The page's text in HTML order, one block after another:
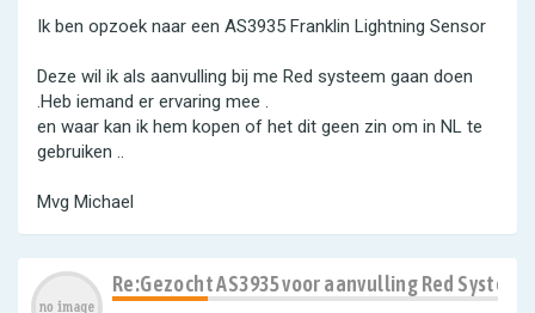
Ik ben opzoek naar een AS3935 Franklin Lightning Sensor
Deze wil ik als aanvulling bij me Red systeem gaan doen
.Heb iemand er ervaring mee .
en waar kan ik hem kopen of het dit geen zin om in NL te
gebruiken ..
Mvg Michael
Re:Gezocht AS3935 voor aanvulling Red Systeem